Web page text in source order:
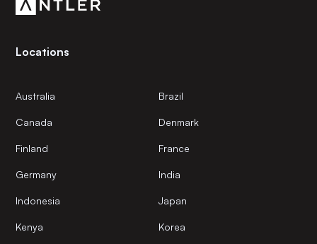
Locations
Australia Brazil
Canada Denmark
Finland France
Germany India
Indonesia Japan
Kenya Korea